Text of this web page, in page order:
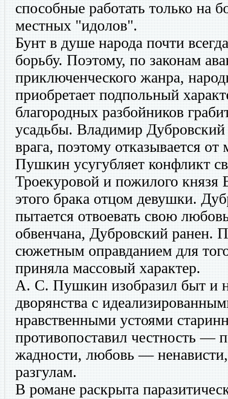
способные работать только на
местных "идолов".
Бунт в душе народа почти
борьбу. Поэтому, по законам
приключенческого жанра,
приобретает подпольный
благородных разбойников
усадьбы. Владимир Дубровский
врага, поэтому отказывается от
Пушкин усугубляет конфликт
Троекуровой и пожилого князя
этого брака отцом девушки.
пытается отвоевать свою
обвенчана, Дубровский ранен.
сюжетным оправданием для
приняла массовый характер.
А. С. Пушкин изобразил быт и
дворянства с
нравственными устоями
противопоставил честность —
жадности, любовь —
разгулам.
В романе раскрыта